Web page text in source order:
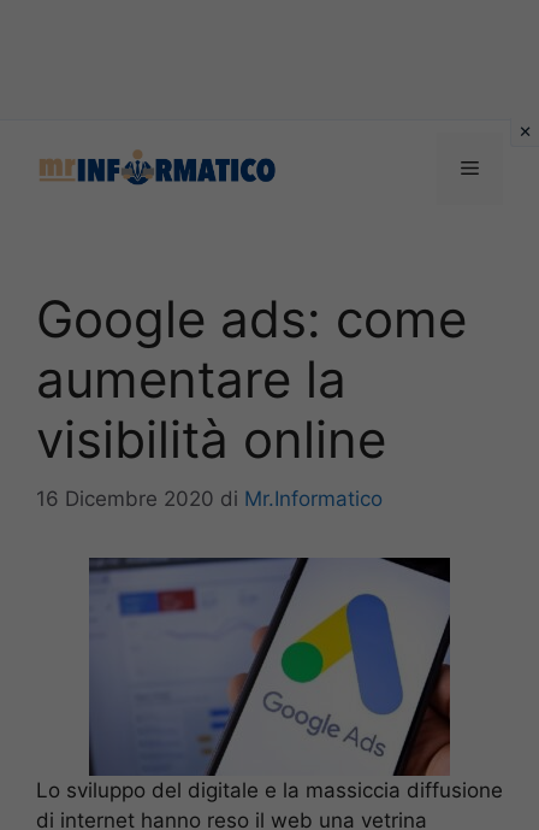
Menu
Google ads: come
aumentare la
visibilità online
16 Dicembre 2020 di Mr.Informatico
Lo sviluppo del digitale e la massiccia diffusione
di internet hanno reso il web una vetrina